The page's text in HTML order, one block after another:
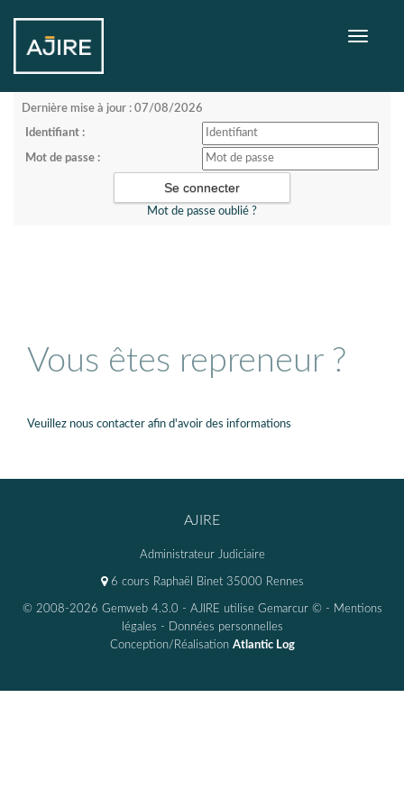
Toggle
Dernière mise à jour : 07/08/2026
Identifiant :
Mot de passe :
Mot de passe oublié ?
Vous êtes repreneur ?
Veuillez nous contacter afin d'avoir des informations
AJIRE
Administrateur Judiciaire
6 cours Raphaël Binet 35000 Rennes
© 2008-2026 Gemweb 4.3.0 - AJIRE utilise Gemarcur © - Mentions
légales - Données personnelles
Conception/Réalisation Atlantic Log